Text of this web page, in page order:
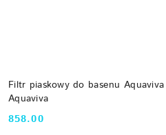
Filtr piaskowy do basenu
Aquaviva
Cena:
858.00